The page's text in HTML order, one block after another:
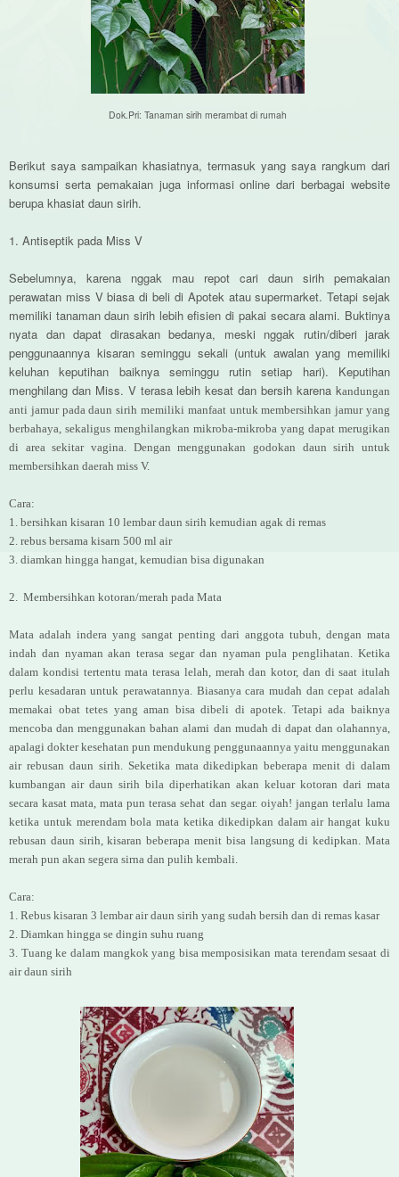
Dok.Pri: Tanaman sirih merambat di rumah
Berikut saya sampaikan khasiatnya, termasuk yang saya rangkum dari
konsumsi serta pemakaian juga informasi online dari berbagai website
berupa khasiat daun sirih.
1. Antiseptik pada Miss V
Sebelumnya, karena nggak mau repot cari daun sirih pemakaian
perawatan miss V biasa di beli di Apotek atau supermarket. Tetapi sejak
memiliki tanaman daun sirih lebih efisien di pakai secara alami. Buktinya
nyata dan dapat dirasakan bedanya, meski nggak rutin/diberi jarak
penggunaannya kisaran seminggu sekali (untuk awalan yang memiliki
keluhan keputihan baiknya seminggu rutin setiap hari). Keputihan
menghilang dan Miss. V terasa lebih kesat dan bersih karena kandungan
anti jamur pada daun sirih memiliki manfaat untuk membersihkan jamur yang
berbahaya, sekaligus menghilangkan mikroba-mikroba yang dapat merugikan
di area sekitar vagina. Dengan menggunakan godokan daun sirih untuk
membersihkan daerah miss V.
Cara:
1. bersihkan kisaran 10 lembar daun sirih kemudian agak di remas
2. rebus bersama kisarn 500 ml air
3. diamkan hingga hangat, kemudian bisa digunakan
2. Membersihkan kotoran/merah pada Mata
Mata adalah indera yang sangat penting dari anggota tubuh, dengan mata
indah dan nyaman akan terasa segar dan nyaman pula penglihatan. Ketika
dalam kondisi tertentu mata terasa lelah, merah dan kotor, dan di saat itulah
perlu kesadaran untuk perawatannya. Biasanya cara mudah dan cepat adalah
memakai obat tetes yang aman bisa dibeli di apotek. Tetapi ada baiknya
mencoba dan menggunakan bahan alami dan mudah di dapat dan olahannya,
apalagi dokter kesehatan pun mendukung penggunaannya yaitu menggunakan
air rebusan daun sirih. Seketika mata dikedipkan beberapa menit di dalam
kumbangan air daun sirih bila diperhatikan akan keluar kotoran dari mata
secara kasat mata, mata pun terasa sehat dan segar. oiyah! jangan terlalu lama
ketika untuk merendam bola mata ketika dikedipkan dalam air hangat kuku
rebusan daun sirih, kisaran beberapa menit bisa langsung di kedipkan. Mata
merah pun akan segera sirna dan pulih kembali.
Cara:
1. Rebus kisaran 3 lembar air daun sirih yang sudah bersih dan di remas kasar
2. Diamkan hingga se dingin suhu ruang
3. Tuang ke dalam mangkok yang bisa memposisikan mata terendam sesaat di
air daun sirih